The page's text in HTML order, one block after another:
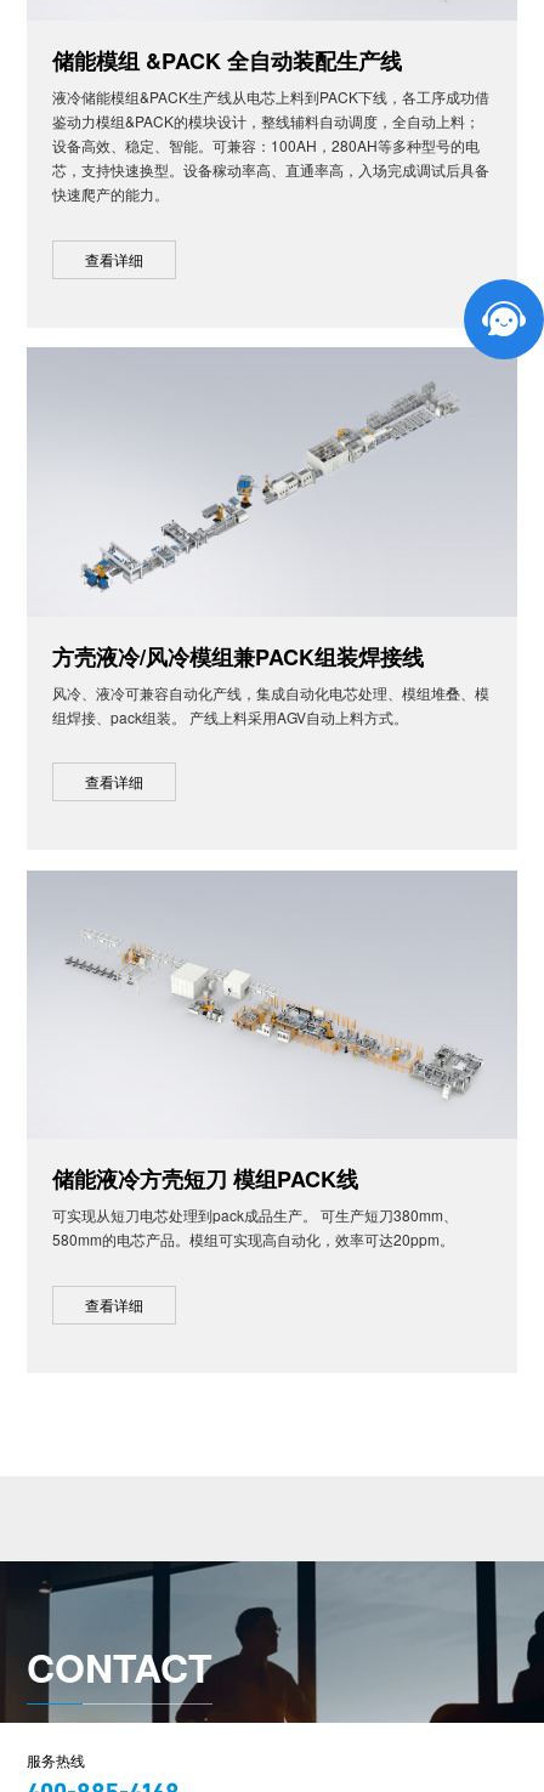
储能模组 &PACK 全自动装配生产线
液冷储能模组&PACK生产线从电芯上料到PACK下线，各工序成功借
鉴动力模组&PACK的模块设计，整线辅料自动调度，全自动上料；
设备高效、稳定、智能。可兼容：100AH，280AH等多种型号的电
芯，支持快速换型。设备稼动率高、直通率高，入场完成调试后具备
快速爬产的能力。
查看详细
方壳液冷/风冷模组兼PACK组装焊接线
风冷、液冷可兼容自动化产线，集成自动化电芯处理、模组堆叠、模
组焊接、pack组装。 产线上料采用AGV自动上料方式。
查看详细
储能液冷方壳短刀 模组PACK线
可实现从短刀电芯处理到pack成品生产。 可生产短刀380mm、
580mm的电芯产品。模组可实现高自动化，效率可达20ppm。
查看详细
CONTACT
服务热线